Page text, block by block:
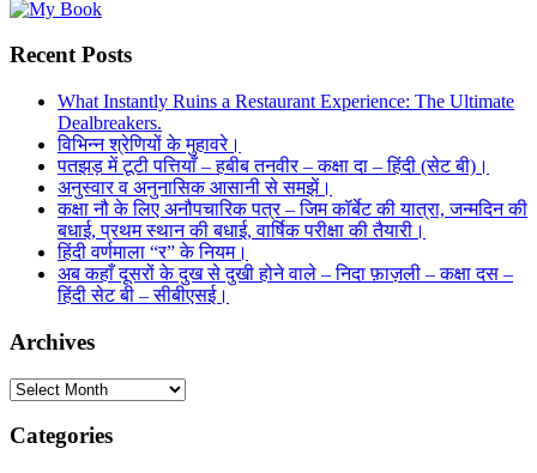
Recent Posts
What Instantly Ruins a Restaurant Experience: The Ultimate
Dealbreakers.
विभिन्न श्रेणियों के मुहावरे।
पतझड़ में टूटी पत्तियाँ – हबीब तनवीर – कक्षा दा – हिंदी (सेट बी)।
अनुस्वार व अनुनासिक आसानी से समझें।
कक्षा नौ के लिए अनौपचारिक पत्र – जिम कॉर्बेट की यात्रा, जन्मदिन की
बधाई, प्रथम स्थान की बधाई, वार्षिक परीक्षा की तैयारी।
हिंदी वर्णमाला “र” के नियम।
अब कहाँ दूसरों के दुख से दुखी होने वाले – निदा फ़ाज़ली – कक्षा दस –
हिंदी सेट बी – सीबीएसई।
Archives
Archives
Categories